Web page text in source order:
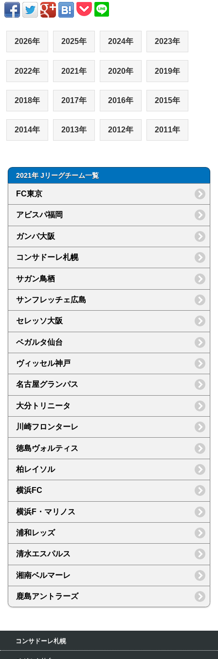
2026年 2025年 2024年 2023年
2022年 2021年 2020年 2019年
2018年 2017年 2016年 2015年
2014年 2013年 2012年 2011年
2021年 Jリーグチーム一覧
FC東京
アビスパ福岡
ガンバ大阪
コンサドーレ札幌
サガン鳥栖
サンフレッチェ広島
セレッソ大阪
ベガルタ仙台
ヴィッセル神戸
名古屋グランパス
大分トリニータ
川崎フロンターレ
徳島ヴォルティス
柏レイソル
横浜FC
横浜F・マリノス
浦和レッズ
清水エスパルス
湘南ベルマーレ
鹿島アントラーズ
コンサドーレ札幌